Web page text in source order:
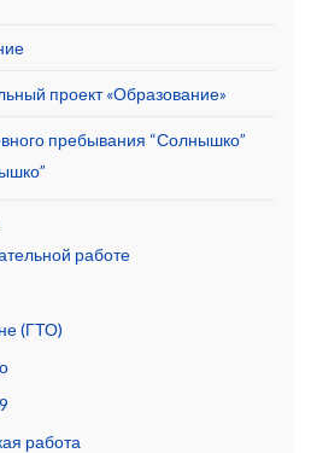
проект «Образование»
пребывания “Солнышко”
работе
(ГТО)
работа